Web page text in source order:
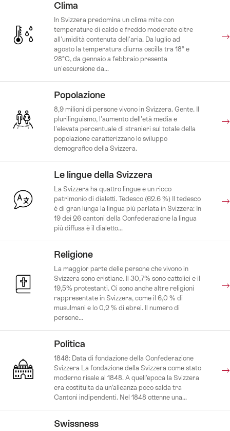
Clima
In Svizzera predomina un clima mite con
temperature di caldo e freddo moderate oltre
all'umidità contenuta dell'aria. Da luglio ad
agosto la temperatura diurna oscilla tra 18° e
28°C, da gennaio a febbraio presenta
un'escursione da...
Popolazione
8,9 milioni di persone vivono in Svizzera. Gente. Il
plurilinguismo, l'aumento dell'età media e
l'elevata percentuale di stranieri sul totale della
popolazione caratterizzano lo sviluppo
demografico della Svizzera.
Le lingue della Svizzera
La Svizzera ha quattro lingue e un ricco
patrimonio di dialetti. Tedesco (62.6 %) Il tedesco
è di gran lunga la lingua più parlata in Svizzera: In
19 dei 26 cantoni della Confederazione la lingua
più diffusa è il dialetto...
Religione
La maggior parte delle persone che vivono in
Svizzera sono cristiane. Il 30,7% sono cattolici e il
19,5% protestanti. Ci sono anche altre religioni
rappresentate in Svizzera, come il 6,0 % di
musulmani e lo 0,2 % di ebrei. Il numero di
persone...
Politica
1848: Data di fondazione della Confederazione
Svizzera La fondazione della Svizzera come stato
moderno risale al 1848. A quell’epoca la Svizzera
era costituita da un’alleanza poco salda tra
Cantoni indipendenti. Nel 1848 ottenne una...
Swissness